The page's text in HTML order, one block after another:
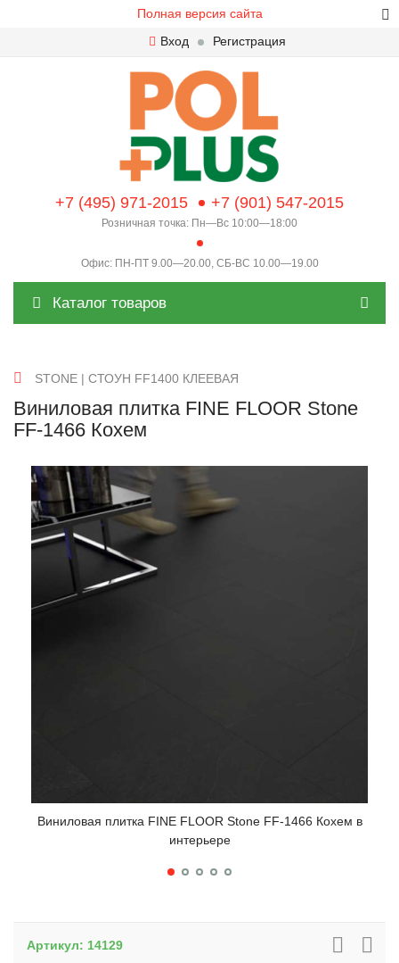
Полная версия сайта
Вход
Регистрация
+7 (495) 971-2015 +7 (901) 547-2015
Розничная точка: Пн—Вс 10:00—18:00
Офис: ПН-ПТ 9.00—20.00, СБ-ВС 10.00—19.00
Каталог товаров
STONE | СТОУН FF1400 КЛЕЕВАЯ
Виниловая плитка FINE FLOOR Stone
FF-1466 Кохем
Виниловая плитка FINE FLOOR Stone FF-1466 Кохем в
интерьере
Артикул: 14129